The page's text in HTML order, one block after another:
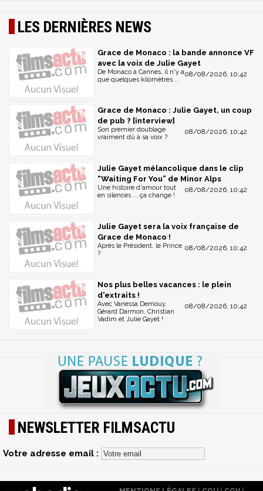
LES DERNIÈRES NEWS
Grace de Monaco : la bande annonce VF
avec la voix de Julie Gayet
08/08/2026, 10:42
De Monaco à Cannes, il n'y a
que quelques kilomètres ...
Grace de Monaco : Julie Gayet, un coup
de pub ? [interview]
08/08/2026, 10:42
Son premier doublage
vraiment dû à sa voix ?
Julie Gayet mélancolique dans le clip
“Waiting For You” de Minor Alps
08/08/2026, 10:42
Une histoire d'amour tout
en silences ... ça change !
Julie Gayet sera la voix française de
Grace de Monaco !
08/08/2026, 10:42
Après le Président, le Prince
?
Nos plus belles vacances : le plein
d'extraits !
08/08/2026, 10:42
Avec Vanessa Demouy,
Gérard Darmon, Christian
Vadim et Julie Gayet !
NEWSLETTER FILMSACTU
Votre adresse email :